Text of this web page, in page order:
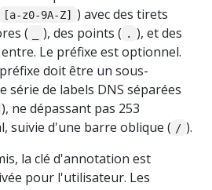
[a-z0-9A-Z] ) avec des tirets
( ), des points ( . ), et des
Le préfixe est optionnel.
doit être un sous-
série de labels DNS séparées
), ne dépassant pas 253
suivie d'une barre oblique ( / ).
la clé d'annotation est
pour l'utilisateur. Les